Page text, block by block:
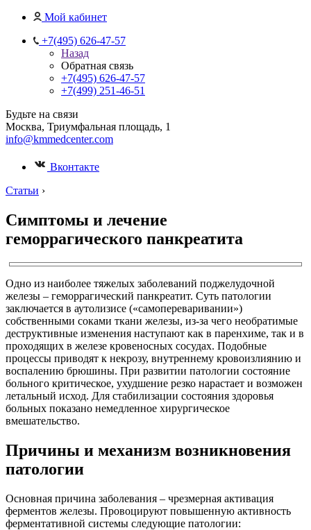
Мой кабинет
+7(495) 626-47-57
Назад
Обратная связь
+7(495) 626-47-57
+7(499) 251-46-51
Будьте на связи
Москва, Триумфальная площадь, 1
info@kmmedcenter.com
Вконтакте
Статьи ›
Симптомы и лечение
геморрагического панкреатита
Одно из наиболее тяжелых заболеваний поджелудочной
железы – геморрагический панкреатит. Суть патологии
заключается в аутолизисе («самопереваривании»)
собственными соками ткани железы, из-за чего необратимые
деструктивные изменения наступают как в паренхиме, так и в
проходящих в железе кровеносных сосудах. Подобные
процессы приводят к некрозу, внутреннему кровоизлиянию и
воспалению брюшины. При развитии патологии состояние
больного критическое, ухудшение резко нарастает и возможен
летальный исход. Для стабилизации состояния здоровья
больных показано немедленное хирургическое
вмешательство.
Причины и механизм возникновения
патологии
Основная причина заболевания – чрезмерная активация
ферментов железы. Провоцируют повышенную активность
ферментативной системы следующие патологии: